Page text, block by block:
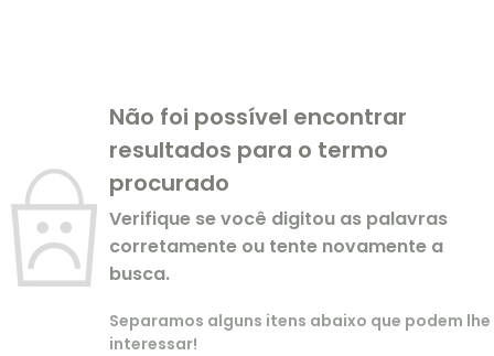
Não foi possível encontrar
resultados para o termo
procurado
Verifique se você digitou as palavras
corretamente ou tente novamente a
busca.
Separamos alguns itens abaixo que podem lhe
interessar!